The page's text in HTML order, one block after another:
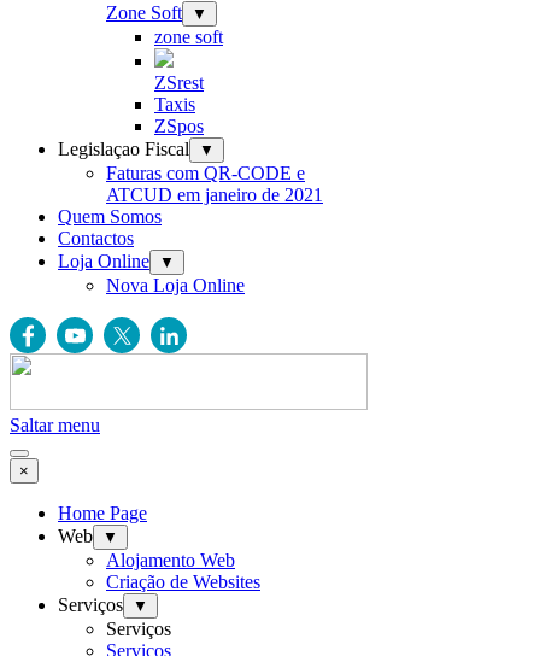
Zone Soft ▼
zone soft
ZSrest
Taxis
ZSpos
Legislaçao Fiscal
▼
Faturas com QR-CODE e
ATCUD em janeiro de 2021
Quem Somos
Contactos
Loja Online
▼
Nova Loja Online
Saltar menu
×
Home Page
Web
▼
Alojamento Web
Criação de Websites
Serviços
▼
Serviços
Serviços